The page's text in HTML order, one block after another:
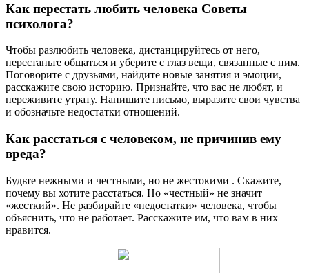
Как перестать любить человека Советы
психолога?
Чтобы разлюбить человека, дистанцируйтесь от него,
перестаньте общаться и уберите с глаз вещи, связанные с ним.
Поговорите с друзьями, найдите новые занятия и эмоции,
расскажите свою историю. Признайте, что вас не любят, и
переживите утрату. Напишите письмо, выразите свои чувства
и обозначьте недостатки отношений.
Как расстаться с человеком, не причинив ему
вреда?
Будьте нежными и честными, но не жестокими . Скажите,
почему вы хотите расстаться. Но «честный» не значит
«жесткий». Не разбирайте «недостатки» человека, чтобы
объяснить, что не работает. Расскажите им, что вам в них
нравится.